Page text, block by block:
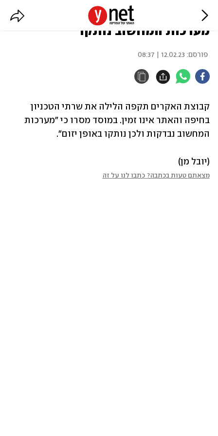
האקרים תקפו את שרתי הטכניון,
מערכות המחשוב נותקו
פורסם: 12.02.23 | 08:37
המחשוב נבדקות ולכן נותקו באופן יזום".
(יובל מן)
מצאתם טעות בכתבה? כתבו לנו על זה